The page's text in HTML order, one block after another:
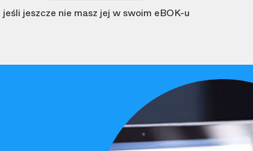
jeśli jeszcze nie masz jej w swoim eBOK-u